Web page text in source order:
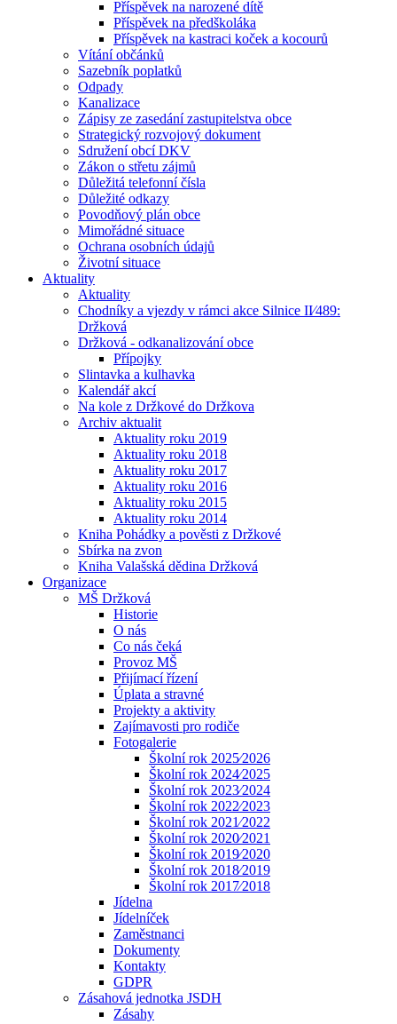
Příspěvek na narozené dítě
Příspěvek na předškoláka
Příspěvek na kastraci koček a kocourů
Vítání občánků
Sazebník poplatků
Odpady
Kanalizace
Zápisy ze zasedání zastupitelstva obce
Strategický rozvojový dokument
Sdružení obcí DKV
Zákon o střetu zájmů
Důležitá telefonní čísla
Důležité odkazy
Povodňový plán obce
Mimořádné situace
Ochrana osobních údajů
Životní situace
Aktuality
Aktuality
Chodníky a vjezdy v rámci akce Silnice II⁄489:
Držková
Držková - odkanalizování obce
Přípojky
Slintavka a kulhavka
Kalendář akcí
Na kole z Držkové do Držkova
Archiv aktualit
Aktuality roku 2019
Aktuality roku 2018
Aktuality roku 2017
Aktuality roku 2016
Aktuality roku 2015
Aktuality roku 2014
Kniha Pohádky a pověsti z Držkové
Sbírka na zvon
Kniha Valašská dědina Držková
Organizace
MŠ Držková
Historie
O nás
Co nás čeká
Provoz MŠ
Přijímací řízení
Úplata a stravné
Projekty a aktivity
Zajímavosti pro rodiče
Fotogalerie
Školní rok 2025⁄2026
Školní rok 2024⁄2025
Školní rok 2023⁄2024
Školní rok 2022⁄2023
Školní rok 2021⁄2022
Školní rok 2020⁄2021
Školní rok 2019⁄2020
Školní rok 2018⁄2019
Školní rok 2017⁄2018
Jídelna
Jídelníček
Zaměstnanci
Dokumenty
Kontakty
GDPR
Zásahová jednotka JSDH
Zásahy